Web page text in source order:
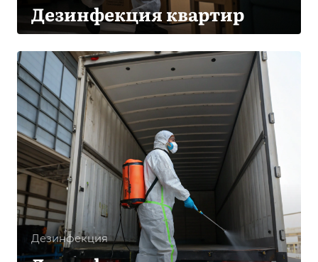
Дезинфекция квартир
Дезинфекция